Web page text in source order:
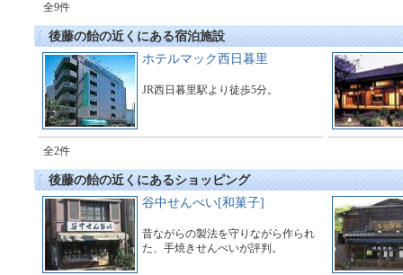
全9件
後藤の飴の近くにある宿泊施設
ホテルマック西日暮里
JR西日暮里駅より徒歩5分。
全2件
後藤の飴の近くにあるショッピング
谷中せんべい[和菓子]
昔ながらの製法を守りながら作られ
た、手焼きせんべいが評判。